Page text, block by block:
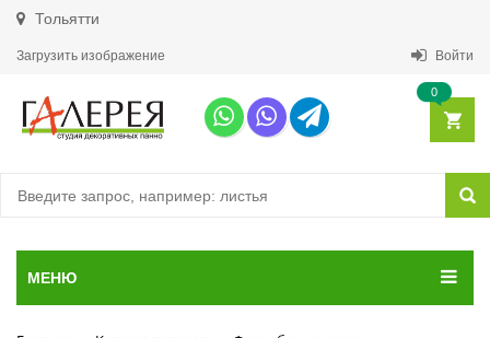
Тольятти
Загрузить изображение Войти
0
МЕНЮ